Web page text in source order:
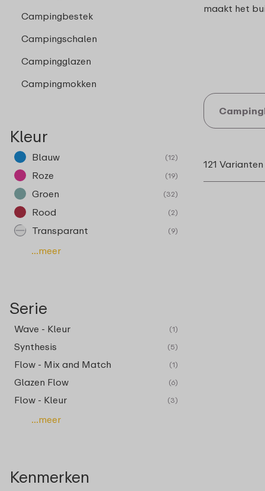
Campingbestek
Campingschalen
Campingglazen
Campingmokken
Kleur
Blauw (12)
Roze (19)
Groen (32)
Rood (2)
Transparant (9)
...meer
Serie
Wave - Kleur (1)
Synthesis (5)
Flow - Mix and Match (1)
Glazen Flow (6)
Flow - Kleur (3)
...meer
Kenmerken
maakt het
121 Varianten